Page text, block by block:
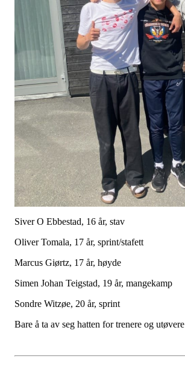
Siver O Ebbestad, 16 år, stav
Oliver Tomala, 17 år, sprint/stafett
Marcus Giørtz, 17 år, høyde
Simen Johan Teigstad, 19 år, mangekamp
Sondre Witzøe, 20 år, sprint
Bare å ta av seg hatten for trenere og utøvere